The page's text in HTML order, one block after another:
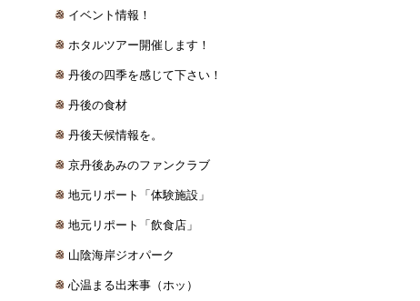
イベント情報！
ホタルツアー開催します！
丹後の四季を感じて下さい！
丹後の食材
丹後天候情報を。
京丹後あみのファンクラブ
地元リポート「体験施設」
地元リポート「飲食店」
山陰海岸ジオパーク
心温まる出来事（ホッ）